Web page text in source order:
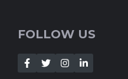
FOLLOW US